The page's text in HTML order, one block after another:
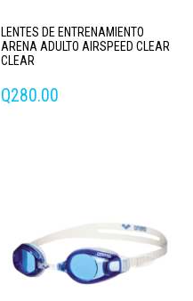
LENTES DE ENTRENAMIENTO
ARENA ADULTO AIRSPEED CLEAR
CLEAR
Q280.00